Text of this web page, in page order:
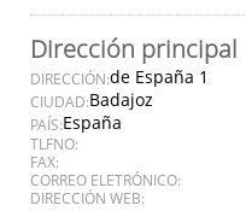
Dirección principal
DIRECCIÓN:de España 1
CIUDAD:Badajoz
PAÍS:España
TLFNO:
FAX:
CORREO ELETRÓNICO:
DIRECCIÓN WEB: